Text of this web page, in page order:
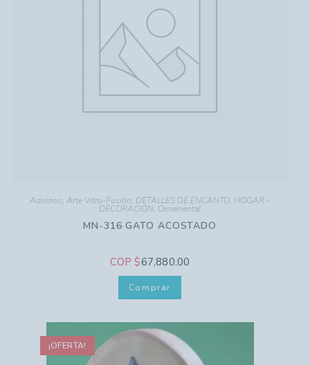
Adornos, Arte Vitro-Fusión, DETALLES DE ENCANTO, HOGAR -
DECORACIÓN, Ornamental
MN-316 GATO ACOSTADO
COP $67,880.00
Comprar
¡OFERTA!